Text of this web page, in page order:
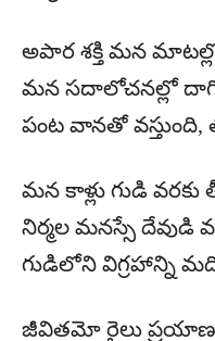
అపార శక్తి మన
మన సదాలోచనల్లో
పంట వానతో వస్తుంది,
మన కాళ్లు గుడి వరకు
నిర్మల మనస్సే దేవుడి
గుడిలోని విగ్రహాన్ని
జీవితమో రైలు